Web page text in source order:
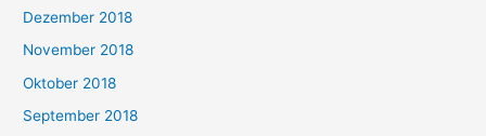
Dezember 2018
November 2018
Oktober 2018
September 2018